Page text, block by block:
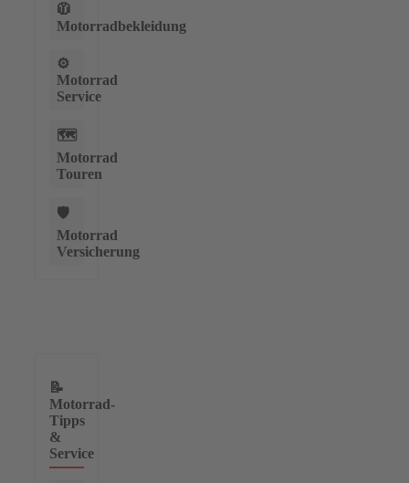
🧥
Motorradbekleidung
⚙️
Motorrad
Service
🗺️
Motorrad
Touren
🛡️
Motorrad
Versicherung
📝
Motorrad-
Tipps
&
Service